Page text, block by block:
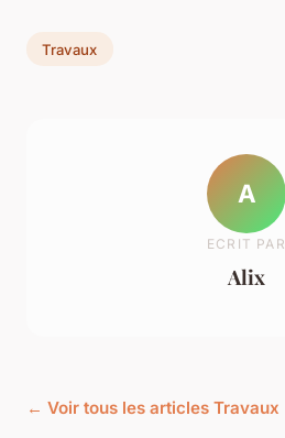
Travaux
A
ECRIT PAR
Alix
← Voir tous les articles Travaux